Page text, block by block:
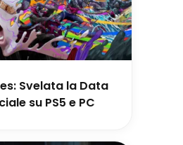
Svelata la Data
su PS5 e PC